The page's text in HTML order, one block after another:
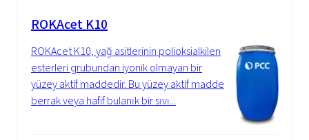
ROKAcet K10
ROKAcet K10, yağ asitlerinin polioksialkilen
esterleri grubundan iyonik olmayan bir
yüzey aktif maddedir. Bu yüzey aktif madde
berrak veya hafif bulanık bir sıvı...